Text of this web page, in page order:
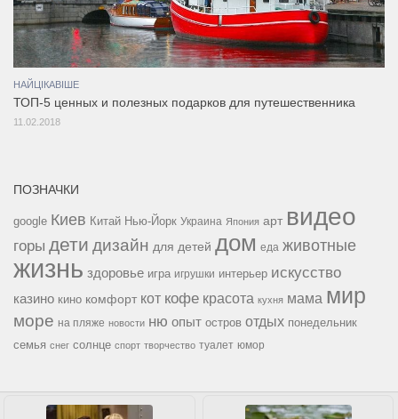
НАЙЦІКАВІШЕ
ТОП-5 ценных и полезных подарков для путешественника
11.02.2018
ПОЗНАЧКИ
google Киев Китай Нью-Йорк Украина Япония арт видео
горы дети дизайн для детей дом еда животные
жизнь здоровье игра игрушки интерьер искусство
казино кино комфорт кот кофе красота кухня мама мир
море на пляже новости ню опыт остров отдых понедельник
семья снег солнце спорт творчество туалет юмор